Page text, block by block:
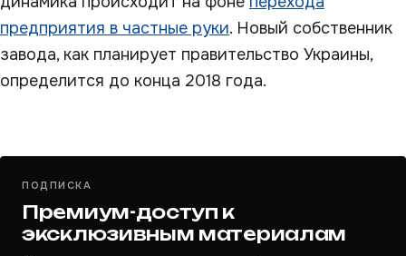
предприятия в частные руки. Новый собственник
завода, как планирует правительство Украины,
определится до конца 2018 года.
ПОДПИСКА
Премиум-доступ к
эксклюзивным материалам